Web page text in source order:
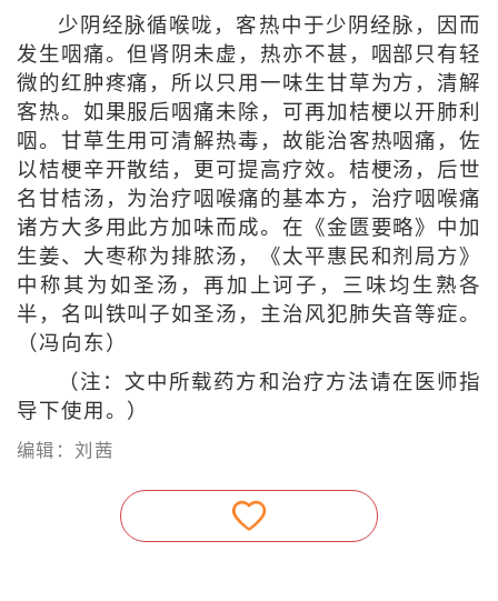
少阴经脉循喉咙，客热中于少阴经脉，因而
发生咽痛。但肾阴未虚，热亦不甚，咽部只有轻
微的红肿疼痛，所以只用一味生甘草为方，清解
客热。如果服后咽痛未除，可再加桔梗以开肺利
咽。甘草生用可清解热毒，故能治客热咽痛，佐
以桔梗辛开散结，更可提高疗效。桔梗汤，后世
名甘桔汤，为治疗咽喉痛的基本方，治疗咽喉痛
诸方大多用此方加味而成。在《金匮要略》中加
生姜、大枣称为排脓汤，《太平惠民和剂局方》
中称其为如圣汤，再加上诃子，三味均生熟各
半，名叫铁叫子如圣汤，主治风犯肺失音等症。
（冯向东）
（注：文中所载药方和治疗方法请在医师指
导下使用。）
编辑：刘茜